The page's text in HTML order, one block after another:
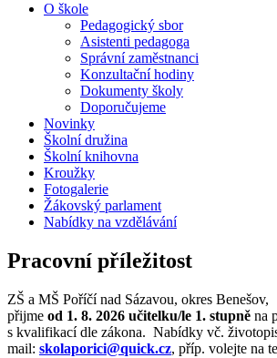
O škole
Pedagogický sbor
Asistenti pedagoga
Správní zaměstnanci
Konzultační hodiny
Dokumenty školy
Doporučujeme
Novinky
Školní družina
Školní knihovna
Kroužky
Fotogalerie
Žákovský parlament
Nabídky na vzdělávání
Pracovní příležitost
ZŠ a MŠ Poříčí nad Sázavou, okres Benešov,
přijme od 1. 8. 2026 učitelku/le 1. stupně na
s kvalifikací dle zákona. Nabídky vč.
mail: skolaporici@quick.cz, příp. volejte na